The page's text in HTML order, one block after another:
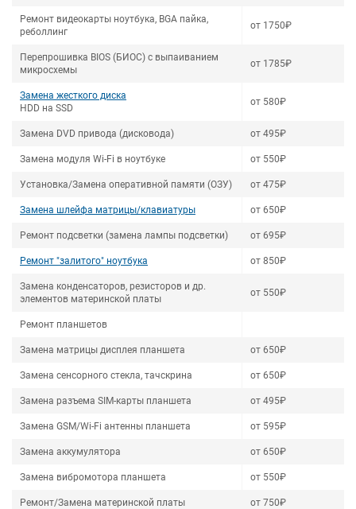
Ремонт видеокарты ноутбука, BGA пайка,
реболлинг
от 1750₽
Перепрошивка BIOS (БИОС) с выпаиванием
микросхемы
от 1785₽
Замена жесткого диска
HDD на SSD
от 580₽
Замена DVD привода (дисковода) от 495₽
Замена модуля Wi-Fi в ноутбуке от 550₽
Установка/Замена оперативной памяти (ОЗУ) от 475₽
Замена шлейфа матрицы/клавиатуры от 650₽
Ремонт подсветки (замена лампы подсветки) от 695₽
Ремонт "залитого" ноутбука от 850₽
Замена конденсаторов, резисторов и др.
элементов материнской платы
от 550₽
Ремонт планшетов
Замена матрицы дисплея планшета от 650₽
Замена сенсорного стекла, тачскрина от 650₽
Замена разъема SIM-карты планшета от 495₽
Замена GSM/Wi-Fi антенны планшета от 595₽
Замена аккумулятора от 650₽
Замена вибромотора планшета от 550₽
Ремонт/Замена материнской платы от 750₽